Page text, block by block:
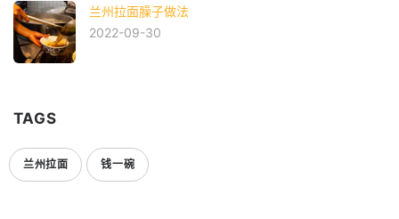
兰州拉面臊子做法
2022-09-30
TAGS
兰州拉面 钱一碗